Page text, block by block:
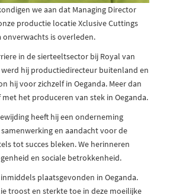
we aan dat Managing Director
productie locatie Xclusive Cuttings
onverwachts is overleden.
in de sierteeltsector bij Royal van
hij productiedirecteur buitenland en
hij voor zichzelf in Oeganda. Meer dan
met het produceren van stek in Oeganda.
heeft hij een onderneming
en aandacht voor de
tot succes bleken. We herinneren
en sociale betrokkenheid.
plaatsgevonden in Oeganda.
troost en sterkte toe in deze moeilijke